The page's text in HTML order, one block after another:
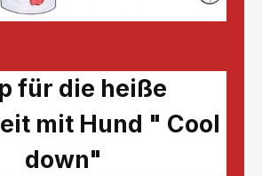
für die heiße
mit Hund " Cool
down"